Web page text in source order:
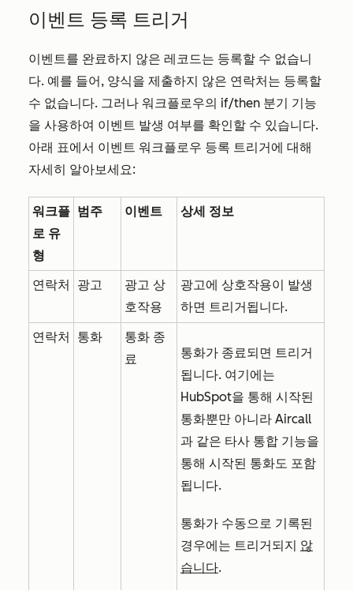
이벤트 등록 트리거
이벤트를 완료하지 않은 레코드는 등록할 수 없습니
다. 예를 들어, 양식을 제출하지 않은 연락처는 등록할
수 없습니다. 그러나 워크플로우의 if/then 분기 기능
을 사용하여 이벤트 발생 여부를 확인할 수 있습니다.
아래 표에서 이벤트 워크플로우 등록 트리거에 대해
자세히 알아보세요:
워크플
로 유
형
범주 이벤트 상세 정보
연락처 광고
광고 상
호작용
광고에 상호작용이 발생
하면 트리거됩니다.
연락처
통화
통화 종
료
통화가 종료되면 트리거
됩니다. 여기에는
HubSpot을 통해 시작된
통화뿐만 아니라 Aircall
과 같은 타사 통합 기능을
통해 시작된 통화도 포함
됩니다.
통화가 수동으로 기록된
경우에는 트리거되지 않
습니다.